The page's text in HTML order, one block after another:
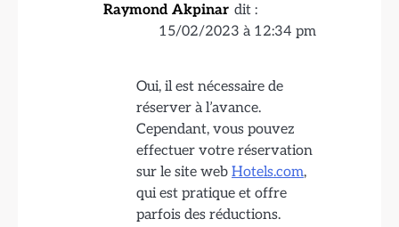
Raymond Akpinar dit :
15/02/2023 à 12:34 pm
Oui, il est nécessaire de
réserver à l’avance.
Cependant, vous pouvez
effectuer votre réservation
sur le site web Hotels.com,
qui est pratique et offre
parfois des réductions.